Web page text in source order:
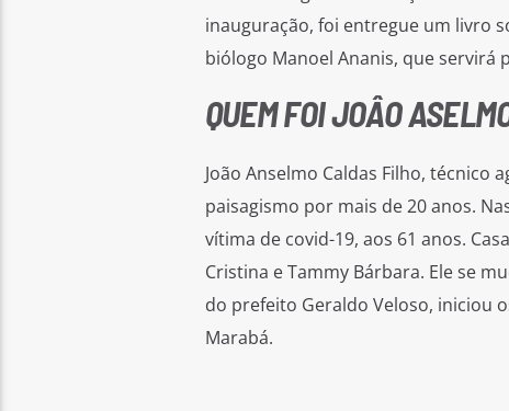
inauguração, foi entregue um livro
biólogo Manoel Ananis, que servirá
QUEM FOI JOÂO
João Anselmo Caldas Filho,
paisagismo por mais de 20 anos.
vítima de covid-19, aos 61 anos.
Cristina e Tammy Bárbara. Ele se
do prefeito Geraldo Veloso, iniciou
Marabá.